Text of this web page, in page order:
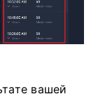
вашей